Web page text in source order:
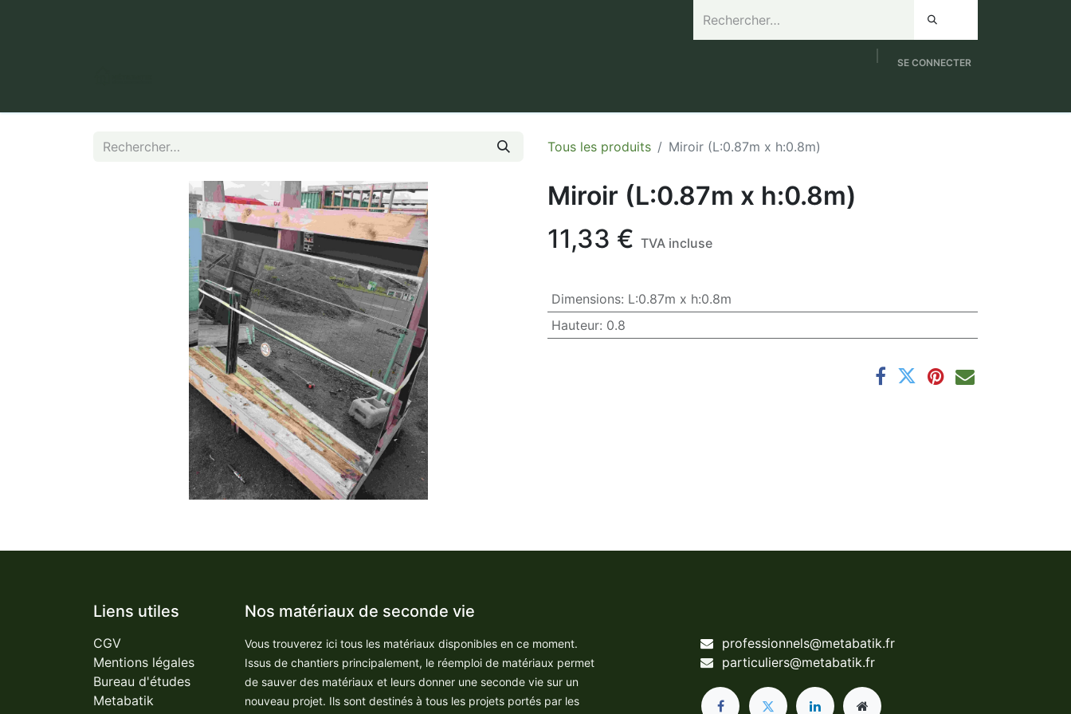
SE CONNECTER
Tous les produits Miroir (L:0.87m x h:0.8m)
Miroir (L:0.87m x h:0.8m)
11,33 € TVA incluse
Dimensions: L:0.87m x h:0.8m
Hauteur: 0.8
Liens utiles
CGV
Mentions légales
Bureau d'études
Metabatik
Nos matériaux de seconde vie
Vous trouverez ici tous les matériaux disponibles en ce moment.
Issus de chantiers principalement, le réemploi de matériaux permet
de sauver des matériaux et leurs donner une seconde vie sur un
nouveau projet. Ils sont destinés à tous les projets portés par les
professionnels@metabatik.fr
particuliers@metabatik.fr